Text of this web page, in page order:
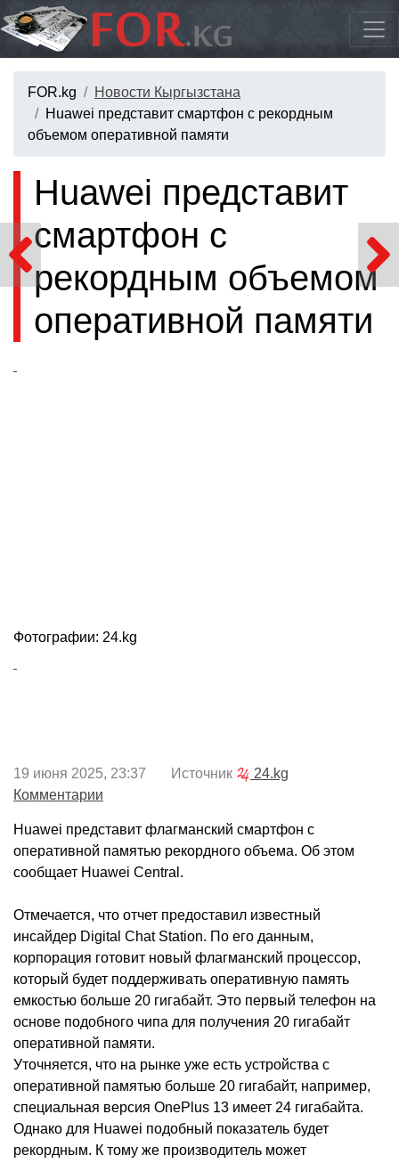
FOR.kg
Новости Кыргызстана
Huawei представит смартфон с рекордным
объемом оперативной памяти
Huawei представит
смартфон с
рекордным объемом
оперативной памяти
Фотографии: 24.kg
19 июня 2025, 23:37 Источник
24.kg
Комментарии
Huawei представит флагманский смартфон с
оперативной памятью рекордного объема. Об этом
сообщает Huawei Central.
Отмечается, что отчет предоставил известный
инсайдер Digital Chat Station. По его данным,
корпорация готовит новый флагманский процессор,
который будет поддерживать оперативную память
емкостью больше 20 гигабайт. Это первый телефон на
основе подобного чипа для получения 20 гигабайт
оперативной памяти.
Уточняется, что на рынке уже есть устройства с
оперативной памятью больше 20 гигабайт, например,
специальная версия OnePlus 13 имеет 24 гигабайта.
Однако для Huawei подобный показатель будет
рекордным. К тому же производитель может